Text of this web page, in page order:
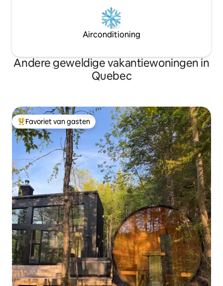
Airconditioning
Andere geweldige vakantiewoningen in
Quebec
Topfavoriet van gasten
Favoriet van gasten